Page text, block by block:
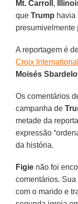
Mt. Carroll ,
queTrump havia
A reportagem é
Croix International
Moisés
Os comentários
campanha de
metade da
expressão
da história.
Figie não foi
comentários. Sua
com o marido e